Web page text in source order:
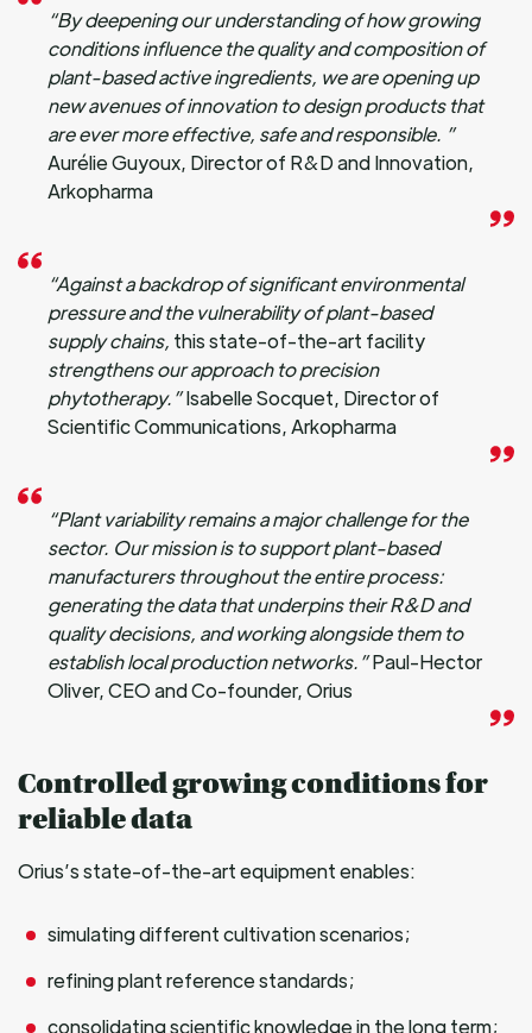
“By deepening our understanding of how growing
conditions influence the quality and composition of
plant-based active ingredients, we are opening up
new avenues of innovation to design products that
are ever more effective, safe and responsible. ”
Aurélie Guyoux, Director of R&D and Innovation,
Arkopharma
“Against a backdrop of significant environmental
pressure and the vulnerability of plant-based
supply chains, this state-of-the-art facility
strengthens our approach to precision
phytotherapy.”Isabelle Socquet, Director of
Scientific Communications, Arkopharma
“Plant variability remains a major challenge for the
sector. Our mission is to support plant-based
manufacturers throughout the entire process:
generating the data that underpins their R&D and
quality decisions, and working alongside them to
establish local production networks.”Paul-Hector
Oliver, CEO and Co-founder, Orius
Controlled growing conditions for
reliable data
Orius’s state-of-the-art equipment enables:
simulating different cultivation scenarios;
refining plant reference standards;
consolidating scientific knowledge in the long term;